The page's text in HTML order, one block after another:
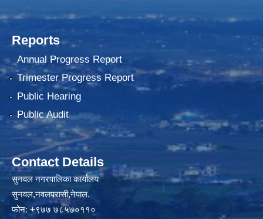
Reports
Annual Progress Report
Trimester Progress Report
Public Hearing
Public Audit
Contact Details
सुनवल नगरपालिका कार्यालय
सुनवल,नवलपरासी,नेपाल.
फोन: +९७७ ७८५७०११०